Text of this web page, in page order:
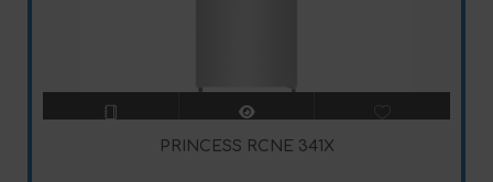
PRINCESS RCNE 341X